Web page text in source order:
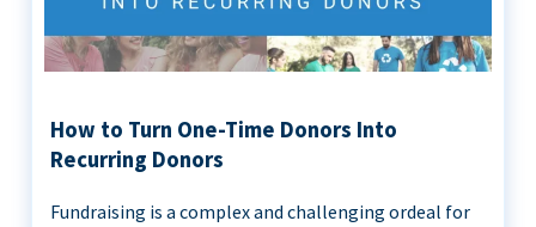
How to Turn One-Time Donors Into
Recurring Donors
Fundraising is a complex and challenging ordeal for